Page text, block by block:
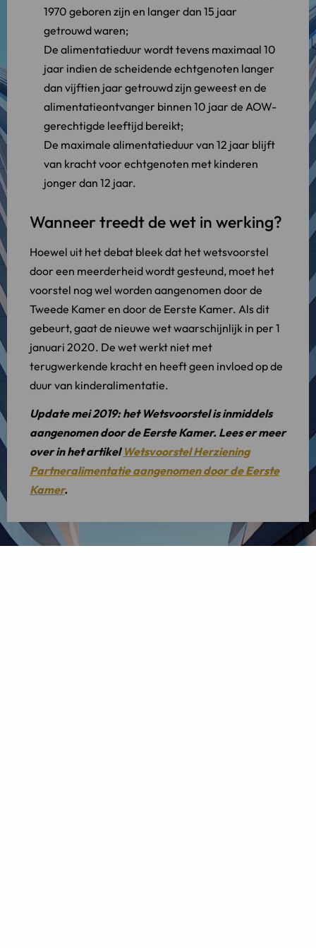
1970 geboren zijn en langer dan 15 jaar
getrouwd waren;
De alimentatieduur wordt tevens maximaal 10
jaar indien de scheidende echtgenoten langer
dan vijftien jaar getrouwd zijn geweest en de
alimentatieontvanger binnen 10 jaar de AOW-
gerechtigde leeftijd bereikt;
De maximale alimentatieduur van 12 jaar blijft
van kracht voor echtgenoten met kinderen
jonger dan 12 jaar.
Wanneer treedt de wet in werking?
Hoewel uit het debat bleek dat het wetsvoorstel
door een meerderheid wordt gesteund, moet het
voorstel nog wel worden aangenomen door de
Tweede Kamer en door de Eerste Kamer. Als dit
gebeurt, gaat de nieuwe wet waarschijnlijk in per 1
januari 2020. De wet werkt niet met
terugwerkende kracht en heeft geen invloed op de
duur van kinderalimentatie.
Update mei 2019: het Wetsvoorstel is inmiddels
aangenomen door de Eerste Kamer. Lees er meer
over in het artikel Wetsvoorstel Herziening
Partneralimentatie aangenomen door de Eerste
Kamer.